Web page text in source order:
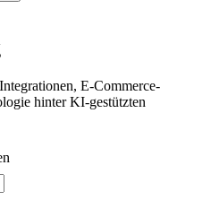
E-Commerce-
hinter KI-gestützten